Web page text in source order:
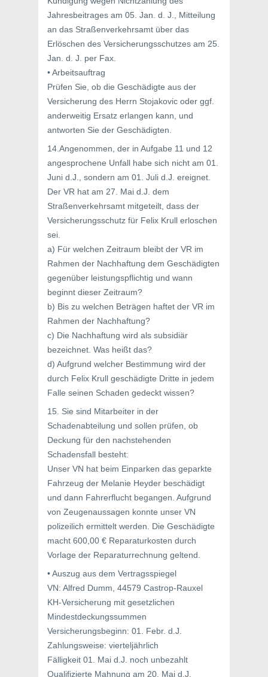
Jahresbeitrages am 05. Jan. d. J., Mitteilung
an das Straßenverkehrsamt über das
Erlöschen des Versicherungsschutzes am 25.
Jan. d. J. per Fax.
• Arbeitsauftrag
Prüfen Sie, ob die Geschädigte aus der
Versicherung des Herrn Stojakovic oder ggf.
anderweitig Ersatz erlangen kann, und
antworten Sie der Geschädigten.
14.Angenommen, der in Aufgabe 11 und 12
angesprochene Unfall habe sich nicht am 01.
Juni d.J., sondern am 01. Juli d.J. ereignet.
Der VR hat am 27. Mai d.J. dem
Straßenverkehrsamt mitgeteilt, dass der
Versicherungsschutz für Felix Krull erloschen
sei.
a) Für welchen Zeitraum bleibt der VR im
Rahmen der Nachhaftung dem Geschädigten
gegenüber leistungspflichtig und wann
beginnt dieser Zeitraum?
b) Bis zu welchen Beträgen haftet der VR im
Rahmen der Nachhaftung?
c) Die Nachhaftung wird als subsidiär
bezeichnet. Was heißt das?
d) Aufgrund welcher Bestimmung wird der
durch Felix Krull geschädigte Dritte in jedem
Falle seinen Schaden gedeckt wissen?
15. Sie sind Mitarbeiter in der
Schadenabteilung und sollen prüfen, ob
Deckung für den nachstehenden
Schadensfall besteht:
Unser VN hat beim Einparken das geparkte
Fahrzeug der Melanie Heyder beschädigt
und dann Fahrerflucht begangen. Aufgrund
von Zeugenaussagen konnte unser VN
polizeilich ermittelt werden. Die Geschädigte
macht 600,00 € Reparaturkosten durch
Vorlage der Reparaturrechnung geltend.
• Auszug aus dem Vertragsspiegel
VN: Alfred Dumm, 44579 Castrop-Rauxel
KH-Versicherung mit gesetzlichen
Mindestdeckungssummen
Versicherungsbeginn: 01. Febr. d.J.
Zahlungsweise: vierteljährlich
Fälligkeit 01. Mai d.J. noch unbezahlt
Qualifizierte Mahnung am 20. Mai d.J.